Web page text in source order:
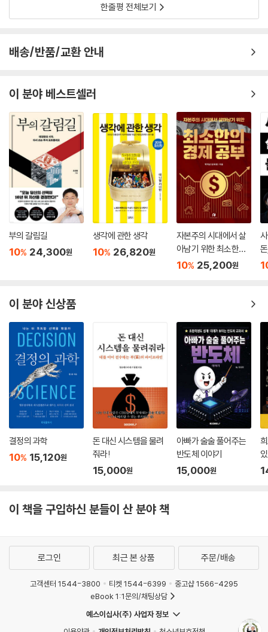
한줄평 전체보기
배송/반품/교환 안내
이 분야 베스트셀러
부의 갈림길
10% 24,300원
생각에 관한 생각
10% 26,820원
자본주의 시대에서 살
아남기 위한 최소한의
경제 공부
10% 25,200원
이 분야 신상품
결정의 과학
10% 15,120원
돈 대신 시스템을 물려
줘라!
15,000원
아빠가 술술 풀어주는
반도체 이야기
15,000원
이 책을 구입하신 분들이 산 분야 책
로그인 최근 본 상품 주문/배송
고객센터 1544-3800 티켓 1544-6399
중고샵 1566-4295
eBook 1:1문의/채팅상담
예스이십사(주) 사업자 정보